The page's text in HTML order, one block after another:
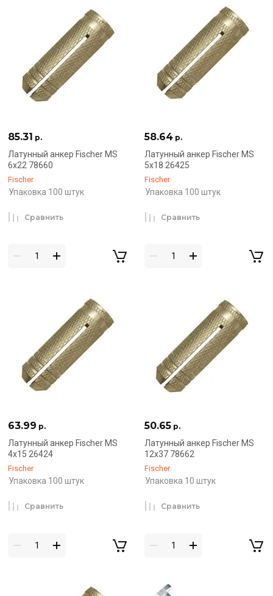
85.31 р.
Латунный анкер Fischer MS
6х22 78660
Fischer
Упаковка 100 штук
Сравнить
58.64 р.
Латунный анкер Fischer MS
5х18 26425
Fischer
Упаковка 100 штук
Сравнить
63.99 р.
Латунный анкер Fischer MS
4х15 26424
Fischer
Упаковка 100 штук
Сравнить
50.65 р.
Латунный анкер Fischer MS
12х37 78662
Fischer
Упаковка 10 штук
Сравнить